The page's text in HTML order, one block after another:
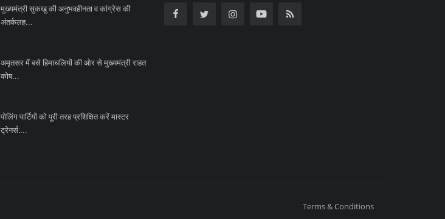
मुख्यमंत्री सुकखु की अनुभवहीनता व कांग्रेस की
अंतर्कलह...
अमृतसर में बसे हिमाचलियों की ओर से मुख्यमंत्री राहत
कोष...
पोलिंग पार्टियों को पूरी तरह प्रशिक्षित करें मास्टर
ट्रेनर्स:...
Terms & Conditions